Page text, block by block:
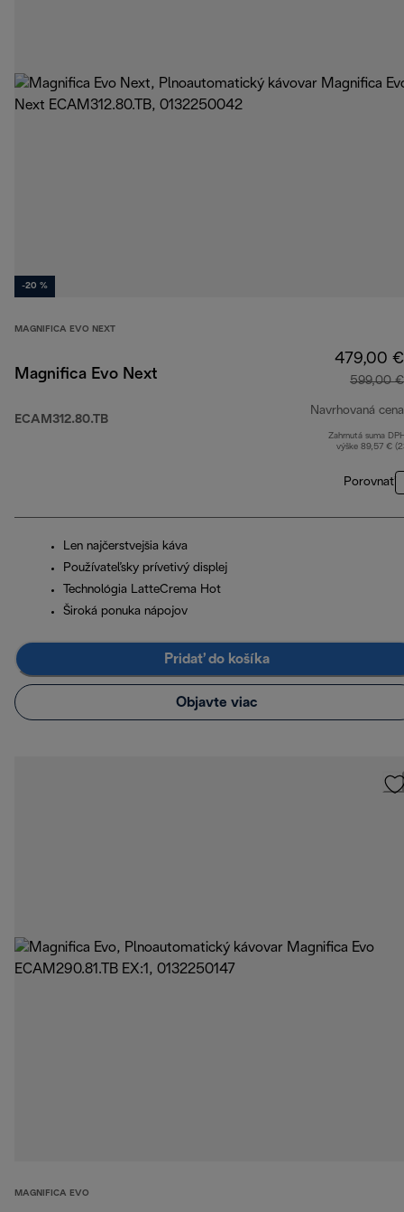
-20 %
MAGNIFICA EVO NEXT
Magnifica Evo Next
ECAM312.80.TB
479,00 €
599,00 €
Navrhovaná cena
Zahrnutá suma
výške 89,57 €
Porovnať
Len najčerstvejšia káva
Používateľsky prívetivý displej
Technológia LatteCrema Hot
Široká ponuka nápojov
Pridať do košíka
Objavte viac
MAGNIFICA EVO